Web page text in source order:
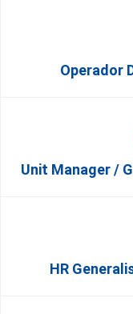
Operador
Unit Manager /
HR